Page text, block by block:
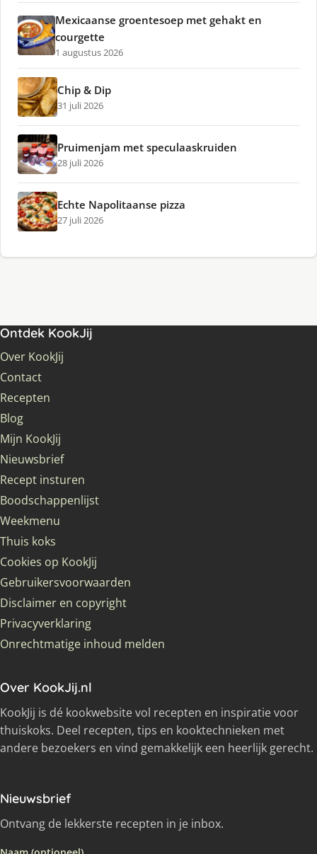
Mexicaanse groentesoep met gehakt en
courgette
1 augustus 2026
Chip & Dip
31 juli 2026
Pruimenjam met speculaaskruiden
28 juli 2026
Echte Napolitaanse pizza
27 juli 2026
Ontdek KookJij
Over KookJij
Contact
Recepten
Blog
Mijn KookJij
Nieuwsbrief
Recept insturen
Boodschappenlijst
Weekmenu
Thuis koks
Cookies op KookJij
Gebruikersvoorwaarden
Disclaimer en copyright
Privacyverklaring
Onrechtmatige inhoud melden
Over KookJij.nl
KookJij is dé kookwebsite vol recepten en inspiratie voor
thuiskoks. Deel recepten, tips en kooktechnieken met
andere bezoekers en vind gemakkelijk een heerlijk gerecht.
Nieuwsbrief
Ontvang de lekkerste recepten in je inbox.